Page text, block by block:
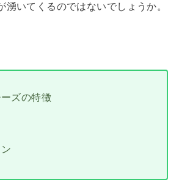
湧いてくるのではないでしょうか。
ーズの特徴